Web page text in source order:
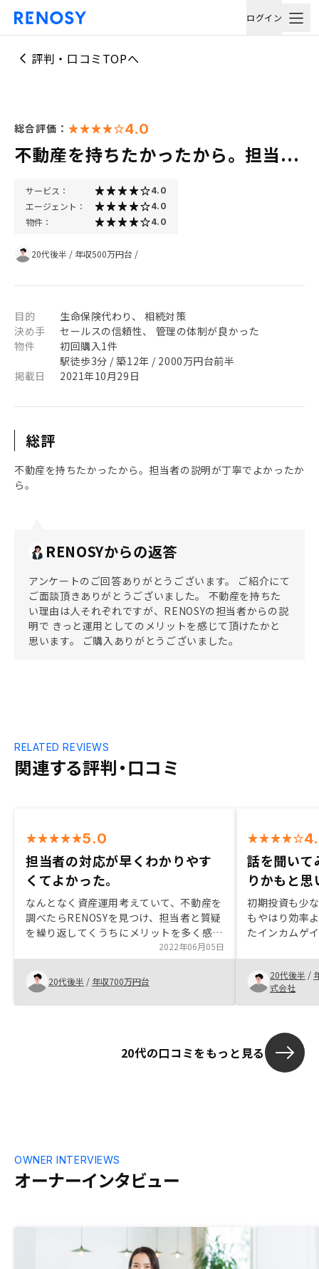
ログイン
評判・口コミTOPへ
総合評価： 4.0
不動産を持ちたかったから。担当...
サービス： 4.0
エージェント： 4.0
物件： 4.0
20代後半 / 年収500万円台 /
目的
生命保険代わり、 相続対策
決め手
セールスの信頼性、 管理の体制が良かった
物件
初回購入1件
駅徒歩3分 / 築12年 / 2000万円台前半
掲載日
2021年10月29日
総評
不動産を持ちたかったから。担当者の説明が丁寧でよかったか
ら。
RENOSYからの返答
アンケートのご回答ありがとうございます。 ご紹介にて
ご面談頂きありがとうございました。 不動産を持ちた
い理由は人それぞれですが、RENOSYの担当者からの説
明で きっと運用としてのメリットを感じて頂けたかと
思います。 ご購入ありがとうございました。
関連する評判・口コミ
RELATED REVIEWS
5.0
担当者の対応が早くわかりやす
くてよかった。
なんとなく資産運用考えていて、不動産を
調べたらRENOSYを見つけ、担当者と質疑
を繰り返してくうちにメリットを多く感じ
購入した。細かい内容や、自身が知らない
知識、デメリットなども教えていただき、
対応の速さも良かった。
2022年06月05日
20代後半 / 年収700万円台
話を聞いて
りかもと思
初期投資も少
もやはり効率
たインカムゲ
式投資と比べ
らないことも
20代後半 /
式会社
20代の口コミをもっと見る
オーナーインタビュー
OWNER INTERVIEWS